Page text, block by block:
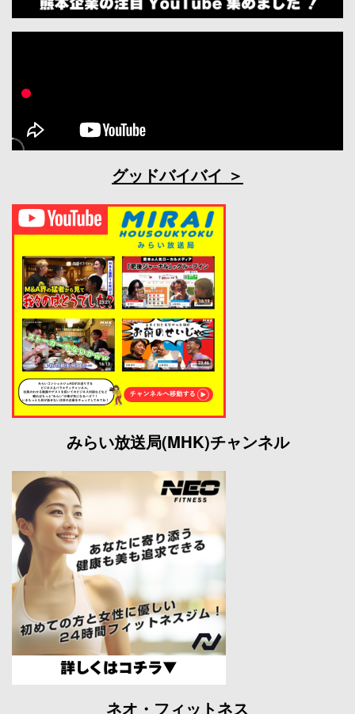
グッドバイバイ
みらい放送局(MHK)チャンネル
ネオ・フィットネス